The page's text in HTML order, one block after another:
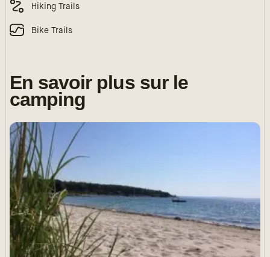
Hiking Trails
Bike Trails
En savoir plus sur le
camping